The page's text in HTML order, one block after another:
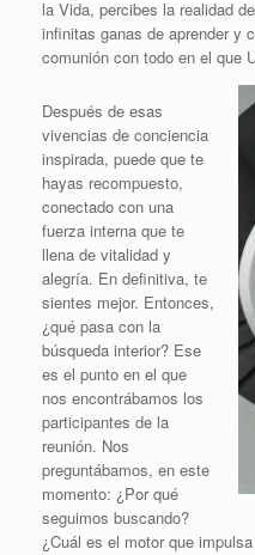
la Vida, percibes la realidad
infinitas ganas de aprender y
comunión con todo en el que
Después de esas
vivencias de conciencia
inspirada, puede que te
hayas recompuesto,
conectado con una
fuerza interna que te
llena de vitalidad y
alegría. En definitiva, te
sientes mejor. Entonces,
¿qué pasa con la
búsqueda interior? Ese
es el punto en el que
nos encontrábamos los
participantes de la
reunión. Nos
preguntábamos, en este
momento: ¿Por qué
seguimos buscando?
¿Cuál es el motor que